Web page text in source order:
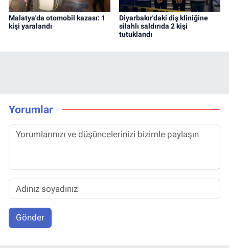
Malatya'da otomobil kazası: 1
kişi yaralandı
Diyarbakır'daki diş kliniğine
silahlı saldırıda 2 kişi
tutuklandı
Yorumlar
Gönder